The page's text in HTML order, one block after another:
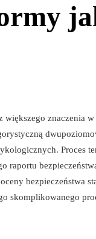
większego znaczenia
Proces
raportu
bezpieczeństwa
skomplikowanego